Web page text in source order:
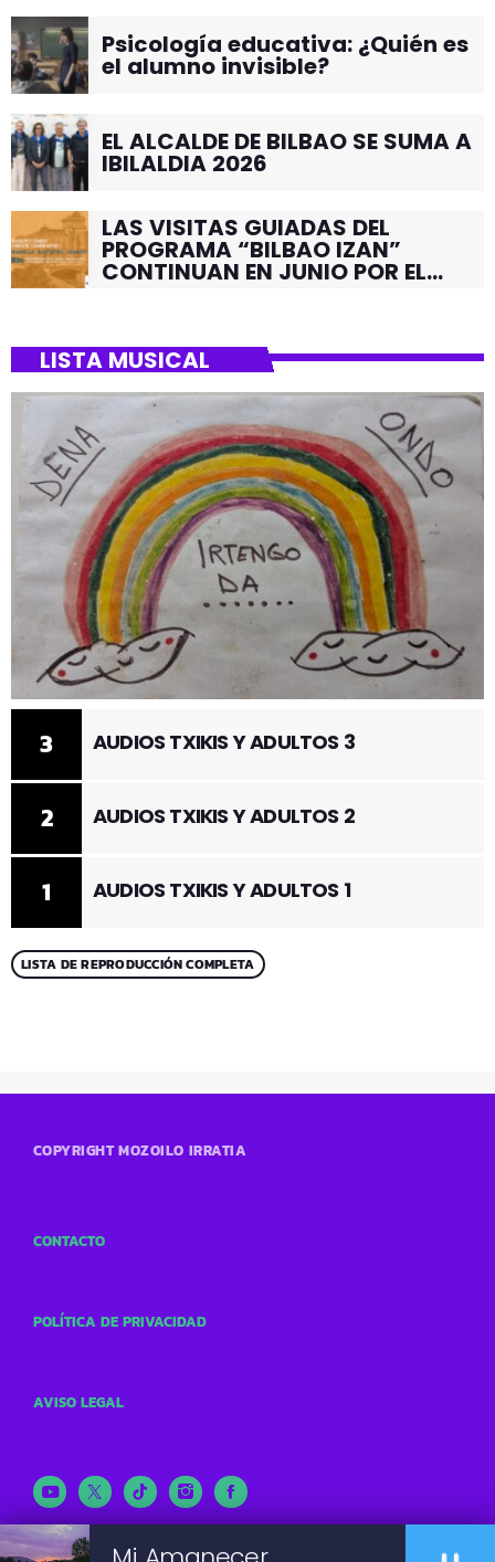
Psicología educativa: ¿Quién es
el alumno invisible?
EL ALCALDE DE BILBAO SE SUMA A
IBILALDIA 2026
LAS VISITAS GUIADAS DEL
PROGRAMA “BILBAO IZAN”
CONTINUAN EN JUNIO POR EL
LISTA MUSICAL
1 AUDIOS TXIKIS Y ADULTOS 1
2 AUDIOS TXIKIS Y ADULTOS 2
3 AUDIOS TXIKIS Y ADULTOS 3
LISTA DE REPRODUCCIÓN COMPLETA
COPYRIGHT MOZOILO IRRATIA
CONTACTO
POLÍTICA DE PRIVACIDAD
AVISO LEGAL